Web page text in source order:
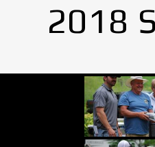
2018